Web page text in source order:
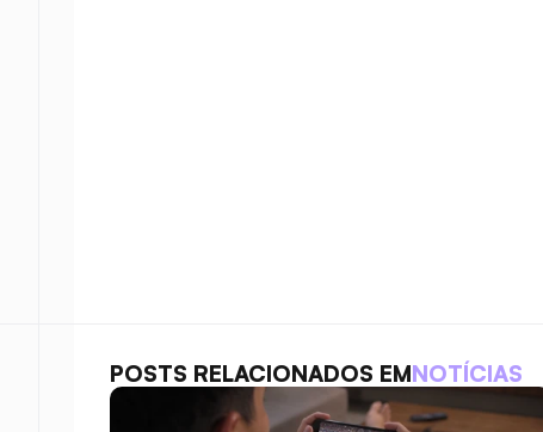
POSTS RELACIONADOS EMNOTÍCIAS